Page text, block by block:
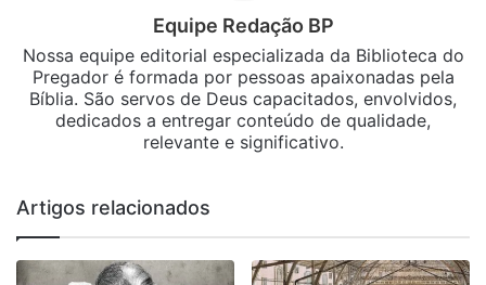
Equipe Redação BP
Nossa equipe editorial especializada da Biblioteca do
Pregador é formada por pessoas apaixonadas pela
Bíblia. São servos de Deus capacitados, envolvidos,
dedicados a entregar conteúdo de qualidade,
relevante e significativo.
Artigos relacionados